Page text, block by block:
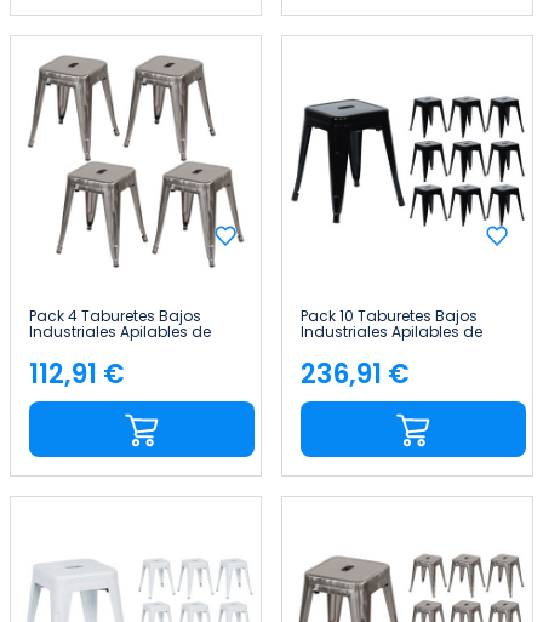
Pack 4 Taburetes Bajos
Industriales Apilables de
Acero 38x38x46cm Thinia
Home
Precio
112,91 €
Pack 10 Taburetes Bajos
Industriales Apilables de
Acero 38x38x46cm Thinia
Home
Precio
236,91 €